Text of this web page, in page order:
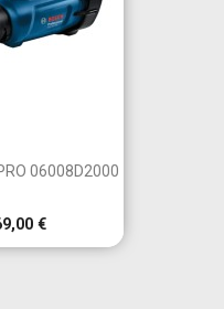
06008D2000
€